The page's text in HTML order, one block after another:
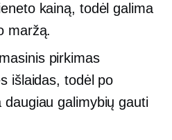
kainą, todėl galima
maržą.
pirkimas
išlaidas, todėl po
daugiau galimybių gauti